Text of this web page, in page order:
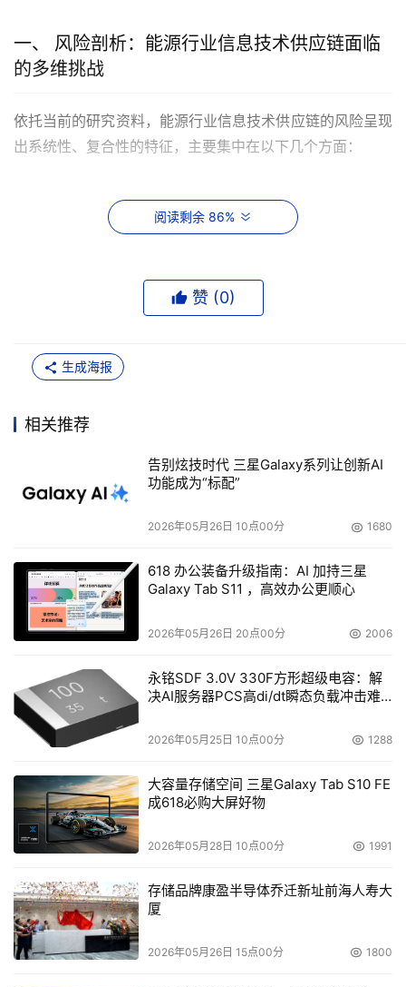
一、 风险剖析：能源行业信息技术供应链面临
的多维挑战
依托当前的研究资料，能源行业信息技术供应链的风险呈现
出系统性、复合性的特征，主要集中在以下几个方面：
1. 技术依赖与“卡脖子”风险：高端软件的隐形枷锁
能源行业，特别是上游勘探开采与下游炼化领域，长期依赖
域，Autodesk、达索系统、西门子等公司的软件占据主导
地位，SCADA（数据采集与监控系统）、DCS（集散控制
外技术。正如研究资料中提及的案例：“中国海油在‘深海一
据分析平台的本土化率不足40%，30%的监测数据未被有效
致巨额成本流出、技术迭代受制于人，更构成了关键基础设
施的系统性安全隐患
。一旦因国际关系变化遭遇“禁用”或“断
供”，或在升级维护中被植入“后门”，将直接威胁能源关键基
率仅约10%”，凸显了该领域的自主可控形势之严峻。
2. 供应链投毒攻击：从代码到基础设施的全面侵蚀
更已延伸至其赖以运转的数字基础。近期，一系列隐蔽性极
强的“供应链投毒攻击”事件，标志着能源行业正面临着从代
码开发源头到数字化运营各环节的、前所未有的系统性安全
根据国家网络安全通报中心的监测，2025至2026年间，能
源行业已成为供应链投毒攻击的高发领域。攻击者不再局限
于传统的网络渗透，而是转而利用现代软件开发的固有信任
链，通过污染开发工具、开源组件等上游供应链，实现对下
游能源关键基础设施的广泛、隐蔽渗透。
一个突出的案例是针对API协作平台Apifox的投毒攻击 。攻
阅读剩余 86%
赞 (0)
生成海报
相关推荐
告别炫技时代 三星Galaxy系列让创新AI
功能成为“标配”
2026年05月26日 10点00分 1680
618 办公装备升级指南：AI 加持三星
Galaxy Tab S11 ，高效办公更顺心
2026年05月26日 20点00分 2006
永铭SDF 3.0V 330F方形超级电容：解
决AI服务器PCS高di/dt瞬态负载冲击难
2026年05月25日 10点00分 1288
大容量存储空间 三星Galaxy Tab S10 FE
成618必购大屏好物
2026年05月28日 10点00分 1991
存储品牌康盈半导体乔迁新址前海人寿大
厦
2026年05月26日 15点00分 1800